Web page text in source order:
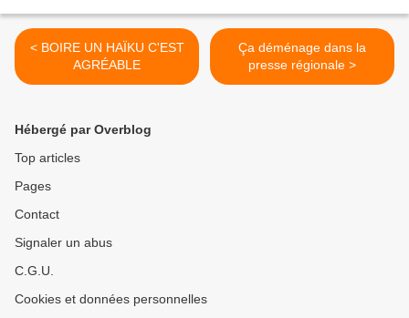
< BOIRE UN HAÏKU C'EST
AGRÉABLE
Ça déménage dans la
presse régionale >
Hébergé par Overblog
Top articles
Pages
Contact
Signaler un abus
C.G.U.
Cookies et données personnelles